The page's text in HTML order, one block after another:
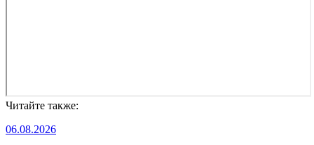
Читайте также:
06.08.2026